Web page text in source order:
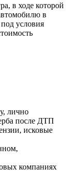
в ходе которой
в
условия
лично
после ДТП
исковые
компаниях